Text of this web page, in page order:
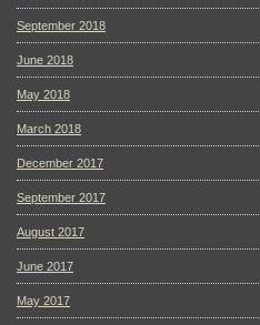
September 2018
June 2018
May 2018
March 2018
December 2017
September 2017
August 2017
June 2017
May 2017